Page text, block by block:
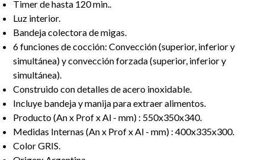
Timer de hasta 120 min..
Luz interior.
Bandeja colectora de migas.
6 funciones de cocción: Convección (superior, inferior y
simultánea) y convección forzada (superior, inferior y
simultánea).
Construido con detalles de acero inoxidable.
Incluye bandeja y manija para extraer alimentos.
Producto (An x Prof x Al - mm) : 550x350x340.
Medidas Internas (An x Prof x Al - mm) : 400x335x300.
Color GRIS.